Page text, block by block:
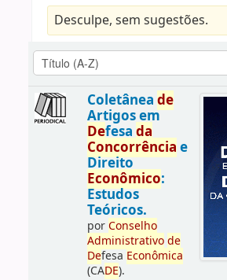
Desculpe, sem sugestões.
Coletânea de
Artigos em
Defesa da
Concorrência e
Direito
Econômico:
Estudos
Teóricos.
porConselho
Administrativo de
Defesa Econômica
(CADE).